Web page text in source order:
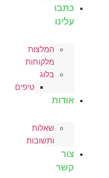
כתבו
עלינו
המלצות
מלקוחות
בלוג
טיפים
אודות
שאלות
ותשובות
צור
קשר